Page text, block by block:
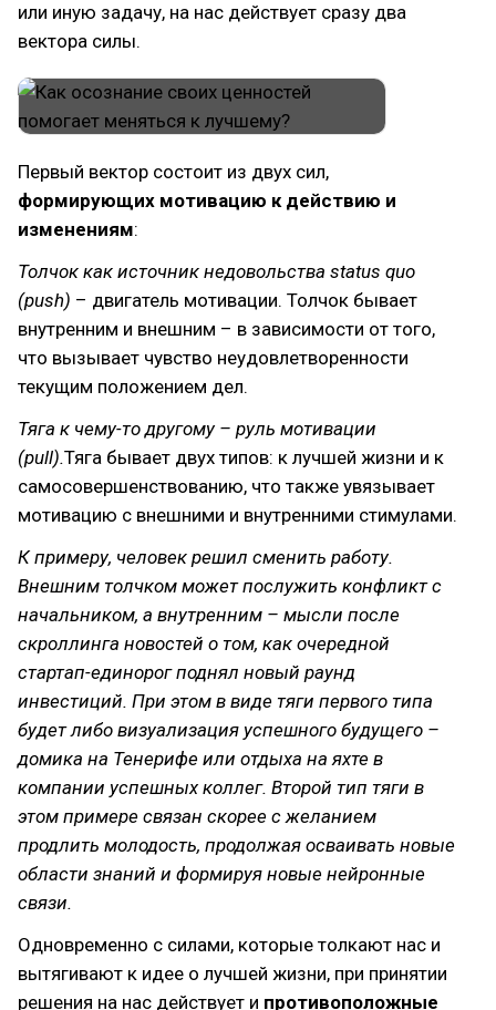
или иную задачу, на нас действует сразу два
вектора силы.
Первый вектор состоит из двух сил,
формирующих мотивацию к действию и
изменениям:
Толчок как источник недовольства status quo
(push) – двигатель мотивации. Толчок бывает
внутренним и внешним – в зависимости от того,
что вызывает чувство неудовлетворенности
текущим положением дел.
Тяга к чему-то другому – руль мотивации
(pull).Тяга бывает двух типов: к лучшей жизни и к
самосовершенствованию, что также увязывает
мотивацию с внешними и внутренними стимулами.
К примеру, человек решил сменить работу.
Внешним толчком может послужить конфликт с
начальником, а внутренним – мысли после
скроллинга новостей о том, как очередной
стартап-единорог поднял новый раунд
инвестиций. При этом в виде тяги первого типа
будет либо визуализация успешного будущего –
домика на Тенерифе или отдыха на яхте в
компании успешных коллег. Второй тип тяги в
этом примере связан скорее с желанием
продлить молодость, продолжая осваивать новые
области знаний и формируя новые нейронные
связи.
Одновременно с силами, которые толкают нас и
вытягивают к идее о лучшей жизни, при принятии
решения на нас действует и противоположные